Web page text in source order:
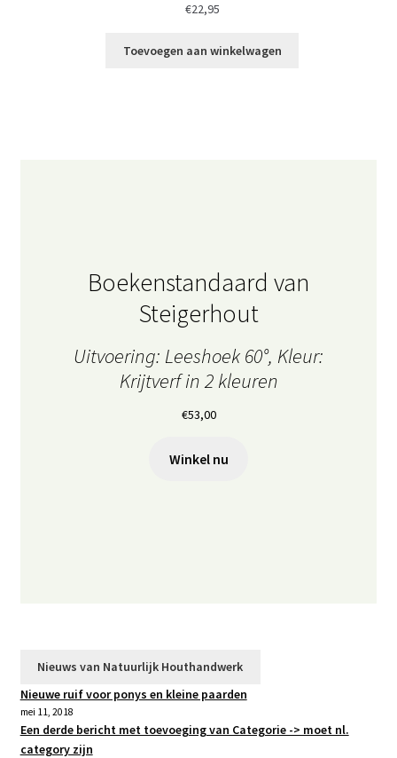
€22,95
Toevoegen aan winkelwagen
Boekenstandaard van
Steigerhout
Uitvoering: Leeshoek 60°, Kleur:
Krijtverf in 2 kleuren
€53,00
Winkel nu
Nieuws van Natuurlijk Houthandwerk
Nieuwe ruif voor ponys en kleine paarden
mei 11, 2018
Een derde bericht met toevoeging van Categorie -> moet nl.
category zijn